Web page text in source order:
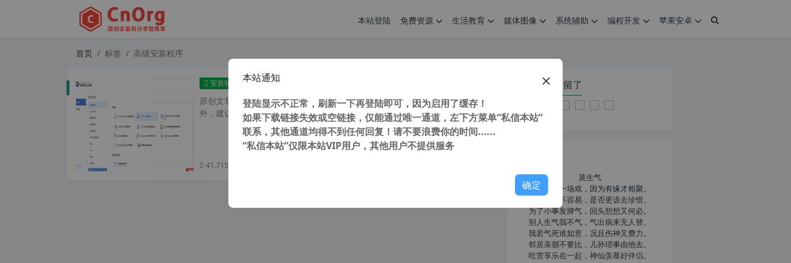
本站登陆 免费资源 生活教育 媒体图像 系统辅助 编程开发 苹果安卓
首页 标签 高级安装程序
安装制作 Advanced Installer v12.2.0 简体中文汉化版 高级安装包制作工具 最后支持winxp版本
原创文章，转载请注明： 转载自 cnorg.12hp.de 注意： 由于网站空间位于国
外，建议避开晚上的访问高...
41,715 次浏览
您在本页停留了
莫生气
人生就像一场戏，因为有缘才相聚。
相扶到老不容易，是否更该去珍惜。
为了小事发脾气，回头想想又何必。
别人生气我不气，气出病来无人替。
我若气死谁如意，况且伤神又费力。
邻居亲朋不要比，儿孙琐事由他去。
吃苦享乐在一起，神仙羡慕好伴侣。
本站通知
登陆显示不正常，刷新一下再登陆即可，因为启用了缓存！
如果下载链接失效或空链接，仅能通过唯一通道，左下方菜单“私信本站”
联系，其他通道均得不到任何回复！请不要浪费你的时间......
“私信本站”仅限本站VIP用户，其他用户不提供服务
确定